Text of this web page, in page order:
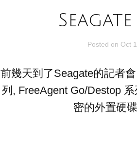
Seagate
Posted on Oct
前幾天到了Seagate的記者
列, FreeAgent Go/Destop
密的外置硬